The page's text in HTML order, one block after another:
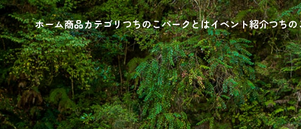
ホーム商品カテゴリつちのこパークとはイベント紹介つちの